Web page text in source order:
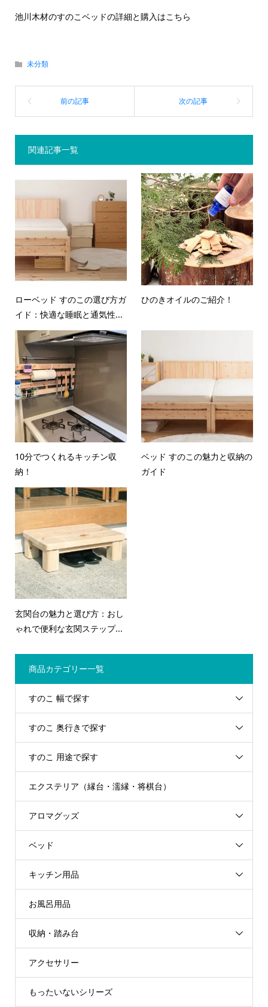
池川木材のすのこベッドの詳細と購入はこちら
未分類
関連記事一覧
ローベッド すのこの選び方ガ
イド：快適な睡眠と通気性...
ひのきオイルのご紹介！
10分でつくれるキッチン収
納！
ベッド すのこの魅力と収納の
ガイド
玄関台の魅力と選び方：おし
ゃれで便利な玄関ステップ...
商品カテゴリー一覧
すのこ 幅で探す
すのこ 奥行きで探す
すのこ 用途で探す
エクステリア（縁台・濡縁・将棋台）
アロマグッズ
ベッド
キッチン用品
お風呂用品
収納・踏み台
アクセサリー
もったいないシリーズ